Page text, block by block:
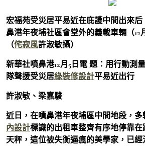
宏福苑受災居平易近在庇護中間出來
鼻港年夜埔社區會堂外的義載車輛（12
（侘寂風許淑敏攝）
新華社噴鼻港12月5日電 題：用行動測
隊聲援受災居綠裝修設計平易近出行
許淑敏、梁嘉駿
近日，在噴鼻港年夜埔區中間地段，多
內設計標識的出租車整齊有序地停靠
天秤，這位被失衡逼瘋的美學家，已